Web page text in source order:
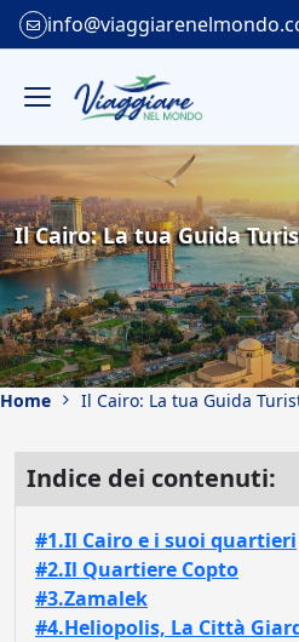
Il Cairo: La tua Guida
Home Il Cairo: La tua Guida
Indice dei contenuti:
#1.Il Cairo e i suoi quartieri
#2.Il Quartiere Copto
#3.Zamalek
#4.Heliopolis, La Città